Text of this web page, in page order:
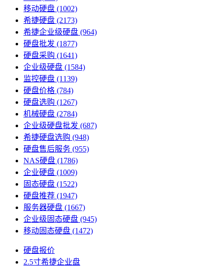
移动硬盘 (1002)
希捷硬盘 (2173)
希捷企业级硬盘 (964)
硬盘批发 (1877)
硬盘采购 (1641)
企业级硬盘 (1584)
监控硬盘 (1139)
硬盘价格 (784)
硬盘选购 (1267)
机械硬盘 (2784)
企业级硬盘批发 (687)
希捷硬盘选购 (948)
硬盘售后服务 (955)
NAS硬盘 (1786)
企业硬盘 (1009)
固态硬盘 (1522)
硬盘推荐 (1947)
服务器硬盘 (1667)
企业级固态硬盘 (945)
移动固态硬盘 (1472)
硬盘报价
2.5寸希捷企业盘